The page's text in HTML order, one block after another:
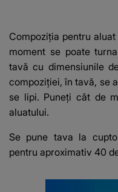
Compoziția pentru
moment se poate
tavă cu dimensiunile
compoziției, în tavă, se
se lipi. Puneți cât de
aluatului.
Se pune tava la
pentru aproximativ 40